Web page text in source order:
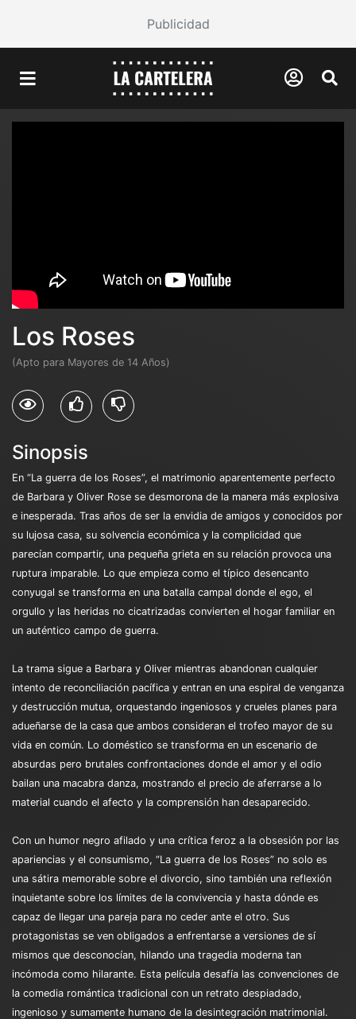
Publicidad
Los Roses
(Apto para Mayores de 14 Años)
Sinopsis
En “La guerra de los Roses”, el matrimonio aparentemente perfecto
de Barbara y Oliver Rose se desmorona de la manera más explosiva
e inesperada. Tras años de ser la envidia de amigos y conocidos por
su lujosa casa, su solvencia económica y la complicidad que
parecían compartir, una pequeña grieta en su relación provoca una
ruptura imparable. Lo que empieza como el típico desencanto
conyugal se transforma en una batalla campal donde el ego, el
orgullo y las heridas no cicatrizadas convierten el hogar familiar en
un auténtico campo de guerra.
La trama sigue a Barbara y Oliver mientras abandonan cualquier
intento de reconciliación pacífica y entran en una espiral de venganza
y destrucción mutua, orquestando ingeniosos y crueles planes para
adueñarse de la casa que ambos consideran el trofeo mayor de su
vida en común. Lo doméstico se transforma en un escenario de
absurdas pero brutales confrontaciones donde el amor y el odio
bailan una macabra danza, mostrando el precio de aferrarse a lo
material cuando el afecto y la comprensión han desaparecido.
Con un humor negro afilado y una crítica feroz a la obsesión por las
apariencias y el consumismo, “La guerra de los Roses” no solo es
una sátira memorable sobre el divorcio, sino también una reflexión
inquietante sobre los límites de la convivencia y hasta dónde es
capaz de llegar una pareja para no ceder ante el otro. Sus
protagonistas se ven obligados a enfrentarse a versiones de sí
mismos que desconocían, hilando una tragedia moderna tan
incómoda como hilarante. Esta película desafía las convenciones de
la comedia romántica tradicional con un retrato despiadado,
ingenioso y sumamente humano de la desintegración matrimonial.